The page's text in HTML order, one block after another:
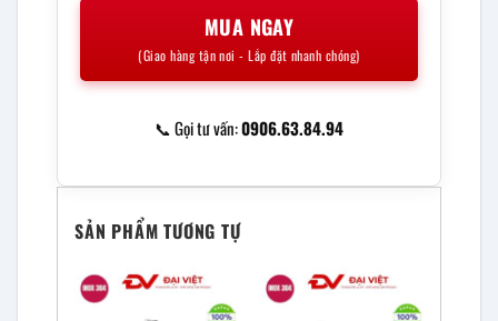
MUA NGAY
(Giao hàng tận nơi - Lắp đặt nhanh chóng)
📞 Gọi tư vấn:0906.63.84.94
SẢN PHẨM TƯƠNG TỰ